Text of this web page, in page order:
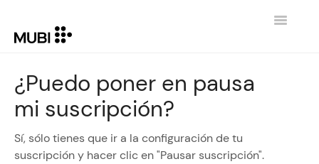
Toggle
REGRESAR A MUBI.COM
¿Puedo poner en pausa
mi suscripción?
Sí, sólo tienes que ir a la configuración de tu
suscripción y hacer clic en "Pausar suscripción".